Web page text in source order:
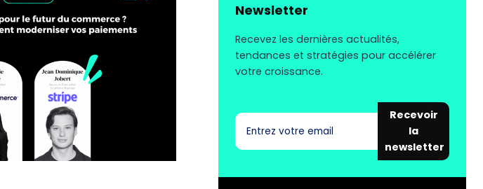
Newsletter
Recevez les dernières actualités,
tendances et stratégies pour accélérer
votre croissance.
Recevoir
la
newsletter